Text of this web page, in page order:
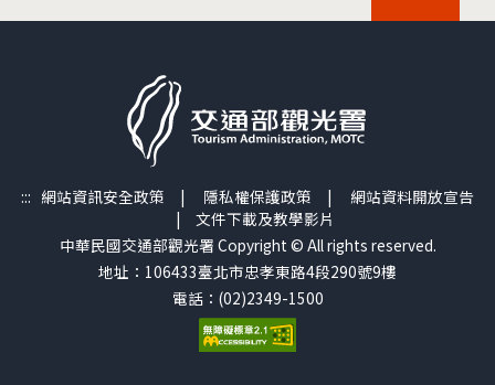
::: 網站資訊安全政策 | 隱私權保護政策 | 網站資料開放宣告
| 文件下載及教學影片
中華民國交通部觀光署 Copyright © All rights reserved.
地址：106433臺北市忠孝東路4段290號9樓
電話：(02)2349-1500